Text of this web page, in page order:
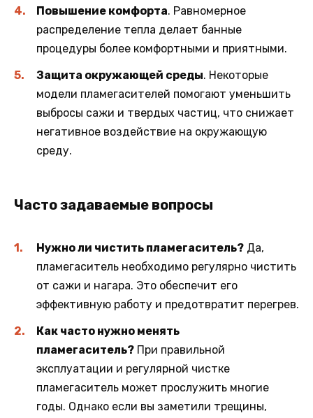
Повышение комфорта. Равномерное
распределение тепла делает банные
процедуры более комфортными и приятными.
Защита окружающей среды. Некоторые
модели пламегасителей помогают уменьшить
выбросы сажи и твердых частиц, что снижает
негативное воздействие на окружающую
среду.
Часто задаваемые вопросы
Нужно ли чистить пламегаситель? Да,
пламегаситель необходимо регулярно чистить
от сажи и нагара. Это обеспечит его
эффективную работу и предотвратит перегрев.
Как часто нужно менять
пламегаситель? При правильной
эксплуатации и регулярной чистке
пламегаситель может прослужить многие
годы. Однако если вы заметили трещины,